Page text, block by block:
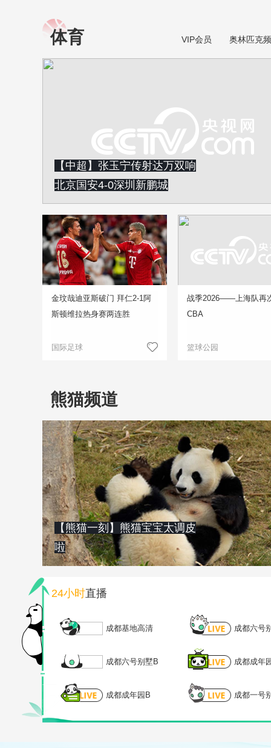
体育 VIP会员 奥林匹克
【中超】张玉宁传射达万双响
北京国安4-0深圳新鹏城
金玟哉迪亚斯破门 拜仁2-1阿
斯顿维拉热身赛两连胜
国际足球
战季2026——上海队再
CBA
篮球公园
熊猫频道
【熊猫一刻】熊猫宝宝太调皮
啦
24小时直播
成都基地高清 成都六号
成都六号别墅B 成都成年
成都成年园B 成都一号